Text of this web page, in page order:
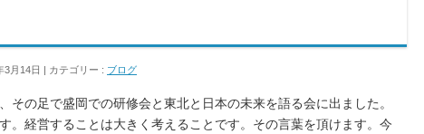
3月14日 カテゴリー : ブログ
その足で盛岡での研修会と東北と日本の未来を語る会に出ました。
。経営することは大きく考えることです。その言葉を頂けます。今